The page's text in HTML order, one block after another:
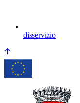
disservizio